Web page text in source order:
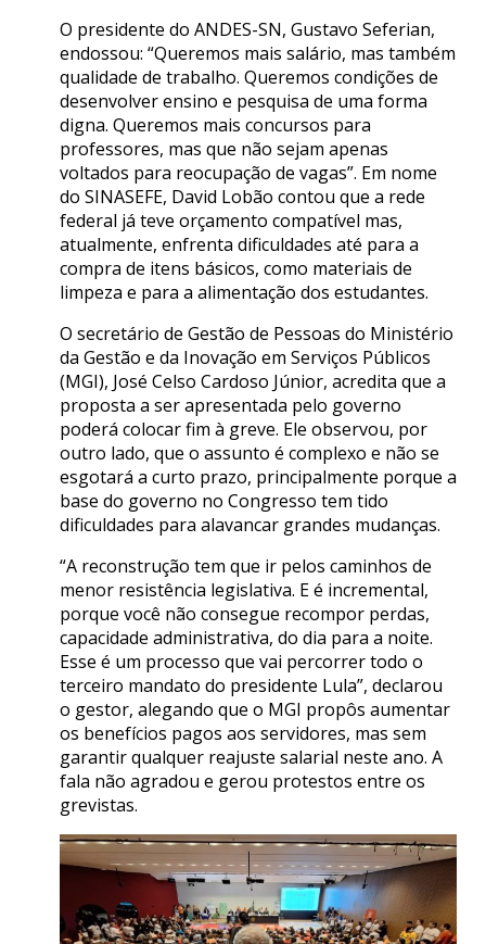
O presidente do ANDES-SN, Gustavo Seferian,
endossou: “Queremos mais salário, mas também
qualidade de trabalho. Queremos condições de
desenvolver ensino e pesquisa de uma forma
digna. Queremos mais concursos para
professores, mas que não sejam apenas
voltados para reocupação de vagas”. Em nome
do SINASEFE, David Lobão contou que a rede
federal já teve orçamento compatível mas,
atualmente, enfrenta dificuldades até para a
compra de itens básicos, como materiais de
limpeza e para a alimentação dos estudantes.
O secretário de Gestão de Pessoas do Ministério
da Gestão e da Inovação em Serviços Públicos
(MGI), José Celso Cardoso Júnior, acredita que a
proposta a ser apresentada pelo governo
poderá colocar fim à greve. Ele observou, por
outro lado, que o assunto é complexo e não se
esgotará a curto prazo, principalmente porque a
base do governo no Congresso tem tido
dificuldades para alavancar grandes mudanças.
“A reconstrução tem que ir pelos caminhos de
menor resistência legislativa. E é incremental,
porque você não consegue recompor perdas,
capacidade administrativa, do dia para a noite.
Esse é um processo que vai percorrer todo o
terceiro mandato do presidente Lula”, declarou
o gestor, alegando que o MGI propôs aumentar
os benefícios pagos aos servidores, mas sem
garantir qualquer reajuste salarial neste ano. A
fala não agradou e gerou protestos entre os
grevistas.